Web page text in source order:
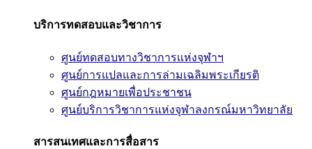
บริการทดสอบและวิชาการ
ศูนย์ทดสอบทางวิชาการแห่งจุฬาฯ
ศูนย์การแปลและการล่ามเฉลิมพระเกียรติ
ศูนย์กฎหมายเพื่อประชาชน
ศูนย์บริการวิชาการแห่งจุฬาลงกรณ์มหาวิทยาลัย
สารสนเทศและการสื่อสาร